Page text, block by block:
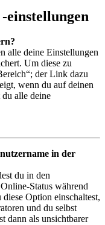
einstellungen
alle deine Einstellungen
Um diese zu
der Link dazu
wenn du auf deinen
alle deine
in der
du in den
Status während
Option einschaltest,
und du selbst
dann als unsichtbarer